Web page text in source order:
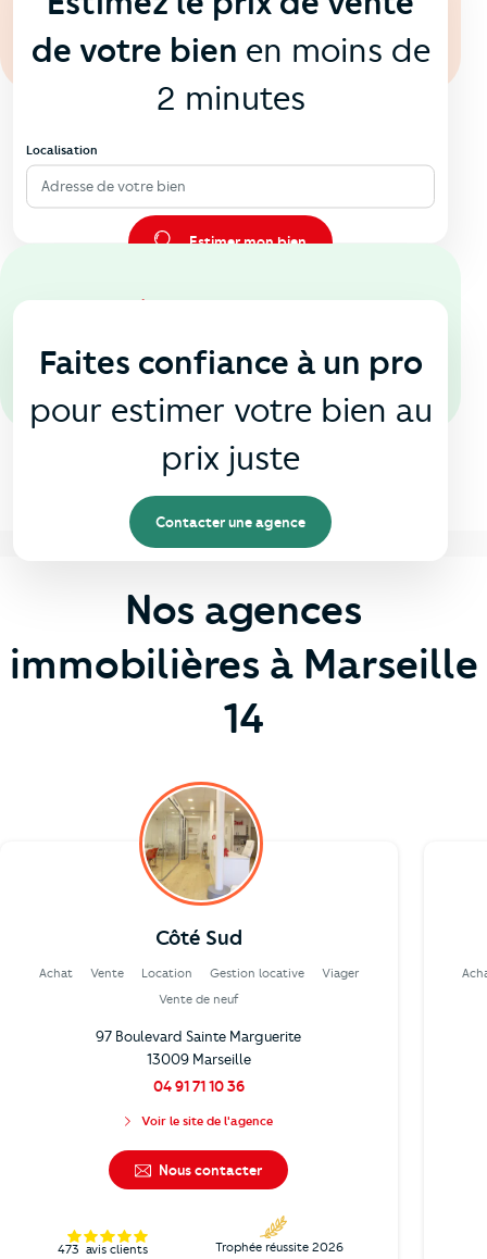
de votre bien en moins de
2 minutes
Localisation
Adresse de votre bien
Estimer mon bien
En agence
Faites confiance à un pro
pour estimer votre bien au
prix juste
Contacter une agence
Nos agences
immobilières à Marseille
14
Côté Sud
Achat Vente Location Gestion locative
Viager
Vente de neuf
97 Boulevard Sainte Marguerite
13009 Marseille
04 91 71 10 36
Voir le site de l'agence
Nous contacter
473 avis clients Trophée réussite 2026